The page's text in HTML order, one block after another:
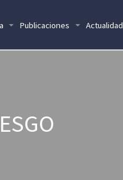
Publicaciones Actualidad